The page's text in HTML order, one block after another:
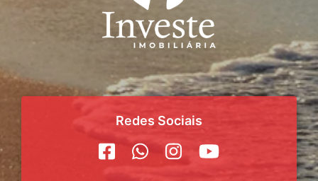
Redes Sociais